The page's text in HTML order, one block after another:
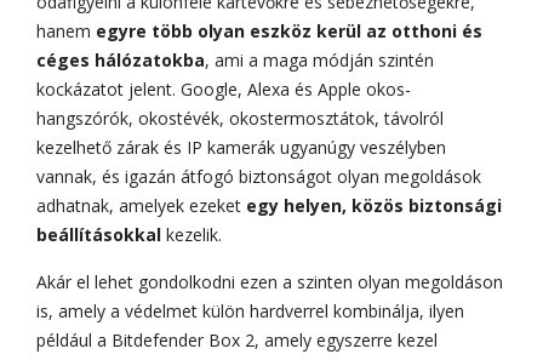
hanem egyre több olyan eszköz kerül az otthoni és
céges hálózatokba, ami a maga módján szintén
kockázatot jelent. Google, Alexa és Apple okos-
hangszórók, okostévék, okostermosztátok, távolról
kezelhető zárak és IP kamerák ugyanúgy veszélyben
vannak, és igazán átfogó biztonságot olyan megoldások
adhatnak, amelyek ezeket egy helyen, közös biztonsági
beállításokkal kezelik.
Akár el lehet gondolkodni ezen a szinten olyan megoldáson
is, amely a védelmet külön hardverrel kombinálja, ilyen
például a Bitdefender Box 2, amely egyszerre kezel